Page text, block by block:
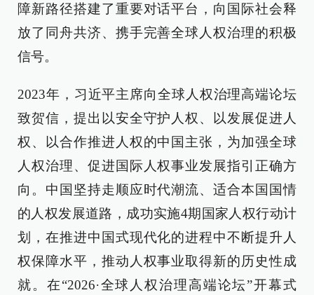
障新路径搭建了重要对话平台，向国际社会释
放了同舟共济、携手完善全球人权治理的积极
信号。
2023年，习近平主席向全球人权治理高端论坛
致贺信，提出以安全守护人权、以发展促进人
权、以合作推进人权的中国主张，为加强全球
人权治理、促进国际人权事业发展指引正确方
向。中国坚持走顺应时代潮流、适合本国国情
的人权发展道路，成功实施4期国家人权行动计
划，在推进中国式现代化的进程中不断提升人
权保障水平，推动人权事业取得新的历史性成
就。在“2026·全球人权治理高端论坛”开幕式